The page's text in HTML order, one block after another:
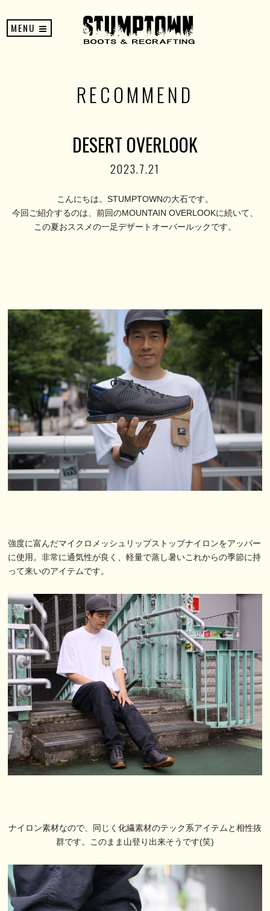
MENU
RECOMMEND
DESERT OVERLOOK
2023.7.21
こんにちは。STUMPTOWNの大石です。
今回ご紹介するのは、前回のMOUNTAIN OVERLOOKに続いて、
この夏おススメの一足デザートオーバールックです。
強度に富んだマイクロメッシュリップストップナイロンをアッパー
に使用。非常に通気性が良く、軽量で蒸し暑いこれからの季節に持
って来いのアイテムです。
ナイロン素材なので、同じく化繊素材のテック系アイテムと相性抜
群です。このまま山登り出来そうです(笑)